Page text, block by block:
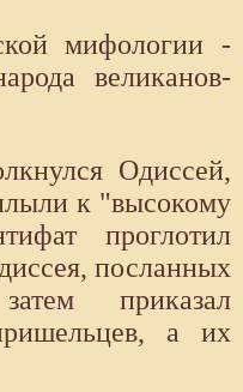
мифологии -
великанов-
Одиссей,
к "высокому
проглотил
посланных
приказал
а их